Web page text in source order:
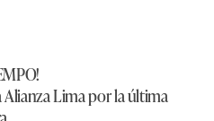
Alianza Lima por la última